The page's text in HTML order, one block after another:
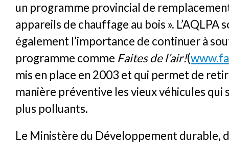
un programme provincial de
appareils de chauffage au bois ». L’AQLPA
également l’importance de continuer à
programme comme Faites de l’air!(
mis en place en 2003 et qui permet de
manière préventive les vieux véhicules qui
plus polluants.
Le Ministère du Développement durable,